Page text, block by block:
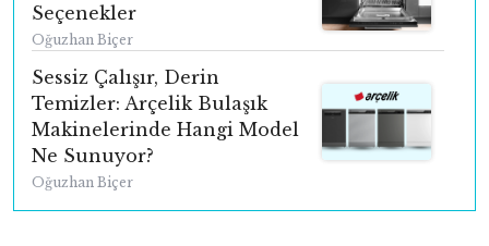
Seçenekler
Oğuzhan Biçer
Sessiz Çalışır, Derin
Temizler: Arçelik Bulaşık
Makinelerinde Hangi Model
Ne Sunuyor?
Oğuzhan Biçer